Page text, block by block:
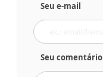
Seu e-mail
Seu comentário